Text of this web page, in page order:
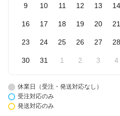
9 10 11 12 13 14
16 17 18 19 20 21
23 24 25 26 27 28
30 31 1 2 3 4
休業日（受注・発送対応なし）
受注対応のみ
発送対応のみ